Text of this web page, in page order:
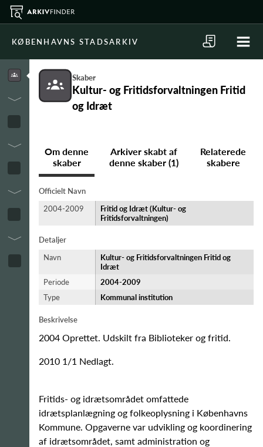
KØBENHAVNS STADSARKIV
Skaber
Kultur- og Fritidsforvaltningen Fritid
og Idræt
Om denne
skaber
Arkiver skabt af
denne skaber (1)
Relaterede
skabere
Officielt Navn
2004-2009
Fritid og Idræt (Kultur- og
Fritidsforvaltningen)
Detaljer
Navn
Kultur- og Fritidsforvaltningen Fritid og
Idræt
Periode
2004-​2009
Type
Kommunal institution
Beskrivelse
2004 Oprettet. Udskilt fra Biblioteker og fritid.
2010 1/1 Nedlagt.
Fritids- og idrætsområdet omfattede
idrætsplanlægning og folkeoplysning i Københavns
Kommune. Opgaverne var udvikling og koordinering
af idrætsområdet, samt administration og